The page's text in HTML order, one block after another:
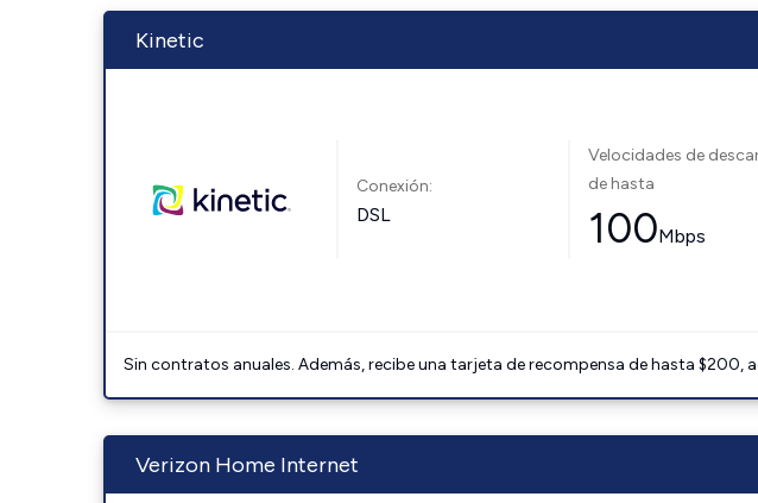
Kinetic
Conexión:
DSL
Velocidades de
de hasta
100Mbps
Sin contratos anuales. Además, recibe una tarjeta de recompensa de hasta $200,
Verizon Home Internet